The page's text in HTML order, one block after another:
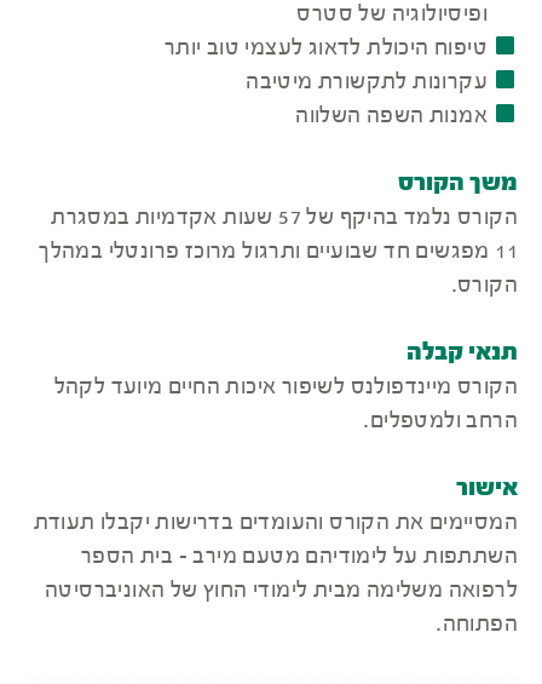
ופיסיולוגיה של סטרס
טיפוח היכולת לדאוג לעצמי טוב יותר
עקרונות לתקשורת מיטיבה
אמנות השפה השלווה
משך הקורס
הקורס נלמד בהיקף של 57 שעות אקדמיות במסגרת
11 מפגשים חד שבועיים ותרגול מרוכז פרונטלי במהלך
הקורס.
תנאי קבלה
הקורס מיינדפולנס לשיפור איכות החיים מיועד לקהל
הרחב ולמטפלים.
אישור
המסיימים את הקורס והעומדים בדרישות יקבלו תעודת
השתתפות על לימודיהם מטעם מירב - בית הספר
לרפואה משלימה מבית לימודי החוץ של האוניברסיטה
הפתוחה.